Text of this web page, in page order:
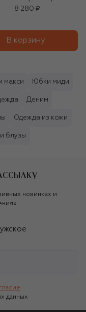
8 280 ₽
В корзину
макси Юбки миди
Деним
Одежда из кожи
блузы
новинках и
данных